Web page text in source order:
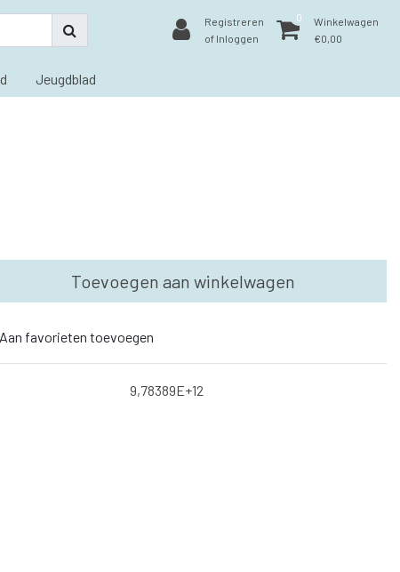
Registreren
of Inloggen
0
Winkelwagen
€0,00
Jeugdblad
Toevoegen aan winkelwagen
Aan favorieten toevoegen
9,78389E+12